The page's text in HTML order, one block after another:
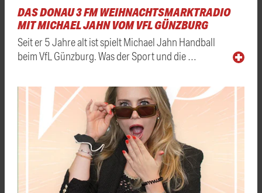
DAS DONAU 3 FM WEIHNACHTSMARKTRADIO
MIT MICHAEL JAHN VOM VFL GÜNZBURG
Seit er 5 Jahre alt ist spielt Michael Jahn Handball
beim VfL Günzburg. Was der Sport und die …